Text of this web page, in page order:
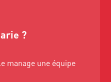
?
manage une équipe